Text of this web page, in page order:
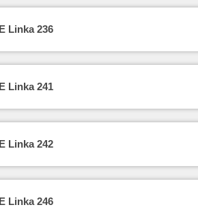
Linka 236
Linka 241
Linka 242
Linka 246